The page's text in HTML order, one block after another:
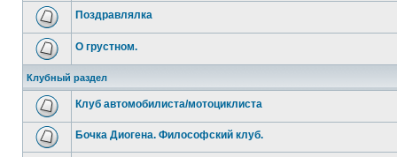
Поздравлялка
О грустном.
Клубный раздел
Клуб автомобилиста/мотоциклиста
Бочка Диогена. Философский клуб.